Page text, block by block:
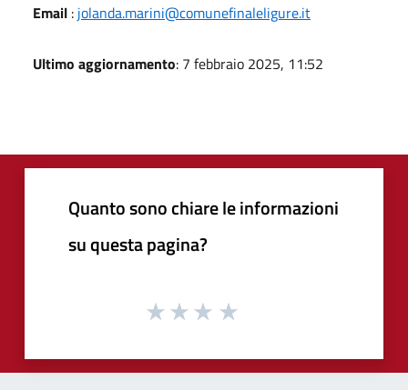
Email : jolanda.marini@comunefinaleligure.it
Ultimo aggiornamento: 7 febbraio 2025, 11:52
Quanto sono chiare le informazioni
su questa pagina?